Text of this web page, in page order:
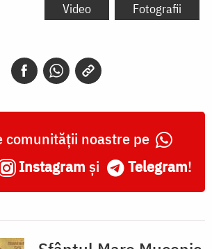
Video Fotografii
comunității noastre pe
Instagram și Telegram!